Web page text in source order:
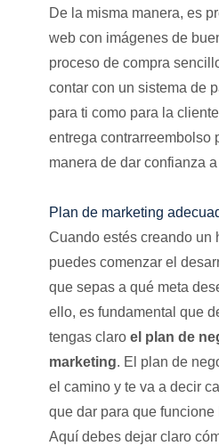
De la misma manera, es
web con imágenes de
proceso de compra
contar con un sistema de
para ti como para la
entrega contrarreembolso
manera de dar confianza
Plan de marketing
Cuando estés creando un
puedes comenzar el
que sepas a qué meta
ello, es fundamental que
tengas claro el plan de
marketing. El plan de
el camino y te va a decir
que dar para que
Aquí debes dejar claro